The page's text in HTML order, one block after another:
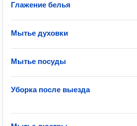
Глажение белья
Мытье духовки
Мытье посуды
Уборка после выезда